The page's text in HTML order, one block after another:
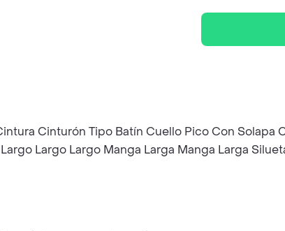
Cinturón Tipo Batín Cuello Pico Con Solapa
Largo Largo Manga Larga Manga Larga